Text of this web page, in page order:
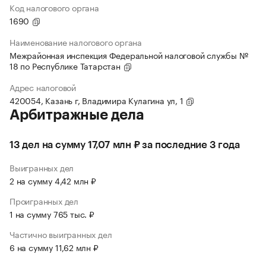
Код налогового органа
1690
Наименование налогового органа
Межрайонная инспекция Федеральной налоговой службы №
18 по Республике Татарстан
Адрес налоговой
420054, Казань г, Владимира Кулагина ул, 1
Арбитражные дела
13 дел на сумму 17,07 млн ₽ за последние 3 года
Выигранных дел
2 на сумму 4,42 млн ₽
Проигранных дел
1 на сумму 765 тыс. ₽
Частично выигранных дел
6 на сумму 11,62 млн ₽